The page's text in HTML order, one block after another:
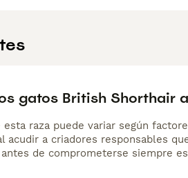
gatos British Shorthair
raza puede variar según
acudir a criadores responsables
de comprometerse siempre